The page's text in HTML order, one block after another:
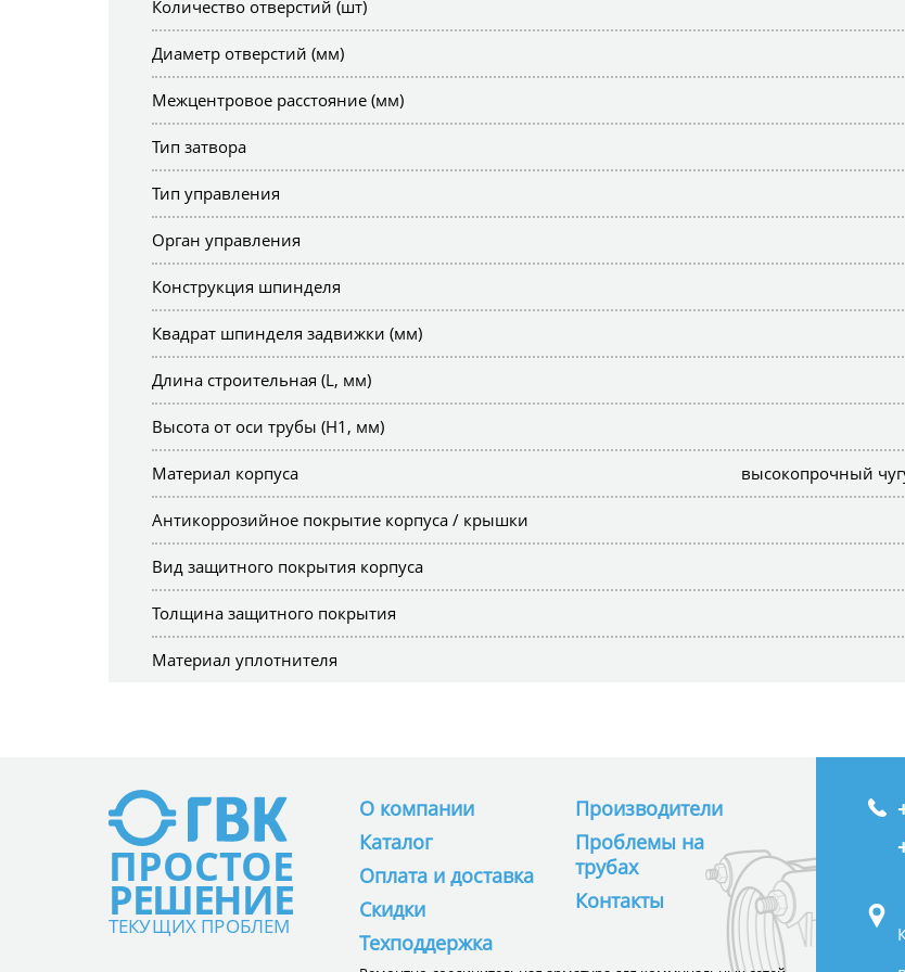
Количество отверстий (шт)
Диаметр отверстий (мм)
Межцентровое расстояние (мм)
Тип затвора
Тип управления
Орган управления
Конструкция шпинделя
Квадрат шпинделя задвижки (мм)
Длина строительная (L, мм)
Высота от оси трубы (H1, мм)
Материал корпуса высокопрочный
Антикоррозийное покрытие корпуса / крышки
Вид защитного покрытия корпуса
Толщина защитного покрытия
Материал уплотнителя
ПРОСТОЕ
РЕШЕНИЕ
ТЕКУЩИХ ПРОБЛЕМ
О компании
Каталог
Оплата и доставка
Скидки
Техподдержка
Производители
Проблемы на
трубах
Контакты